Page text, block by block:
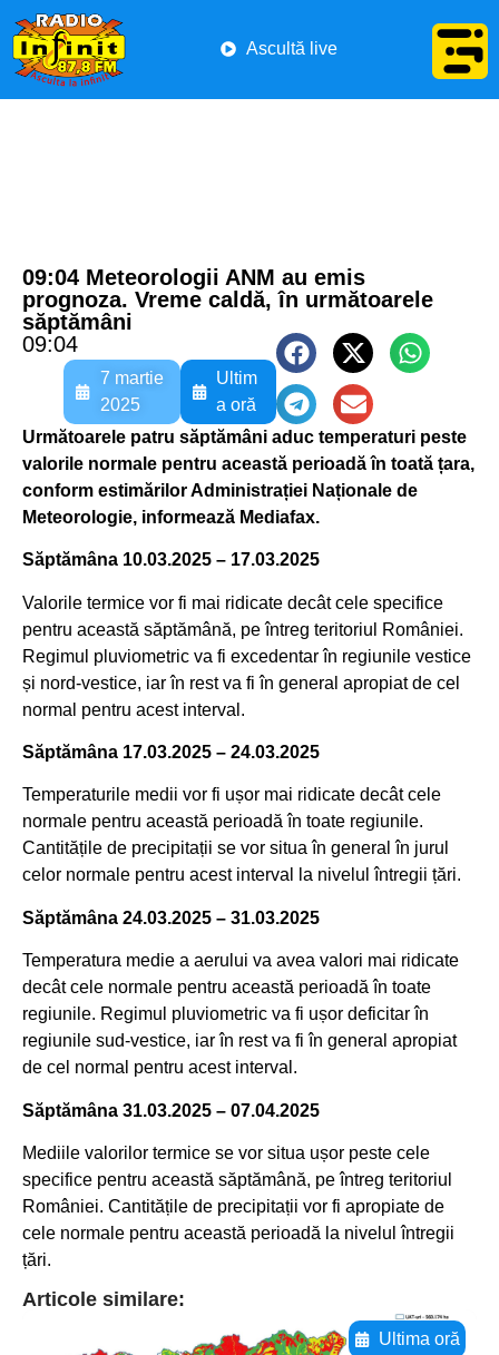
Ascultă live
09:04 Meteorologii ANM au emis
prognoza. Vreme caldă, în următoarele
săptămâni
09:04
7 martie
2025
Ultim
a oră
Următoarele patru săptămâni aduc temperaturi peste
valorile normale pentru această perioadă în toată țara,
conform estimărilor Administrației Naționale de
Meteorologie, informează Mediafax.
Săptămâna 10.03.2025 – 17.03.2025
Valorile termice vor fi mai ridicate decât cele specifice
pentru această săptămână, pe întreg teritoriul României.
Regimul pluviometric va fi excedentar în regiunile vestice
și nord-vestice, iar în rest va fi în general apropiat de cel
normal pentru acest interval.
Săptămâna 17.03.2025 – 24.03.2025
Temperaturile medii vor fi ușor mai ridicate decât cele
normale pentru această perioadă în toate regiunile.
Cantitățile de precipitații se vor situa în general în jurul
celor normale pentru acest interval la nivelul întregii țări.
Săptămâna 24.03.2025 – 31.03.2025
Temperatura medie a aerului va avea valori mai ridicate
decât cele normale pentru această perioadă în toate
regiunile. Regimul pluviometric va fi ușor deficitar în
regiunile sud-vestice, iar în rest va fi în general apropiat
de cel normal pentru acest interval.
Săptămâna 31.03.2025 – 07.04.2025
Mediile valorilor termice se vor situa ușor peste cele
specifice pentru această săptămână, pe întreg teritoriul
României. Cantitățile de precipitații vor fi apropiate de
cele normale pentru această perioadă la nivelul întregii
țări.
Articole similare:
Ultima oră